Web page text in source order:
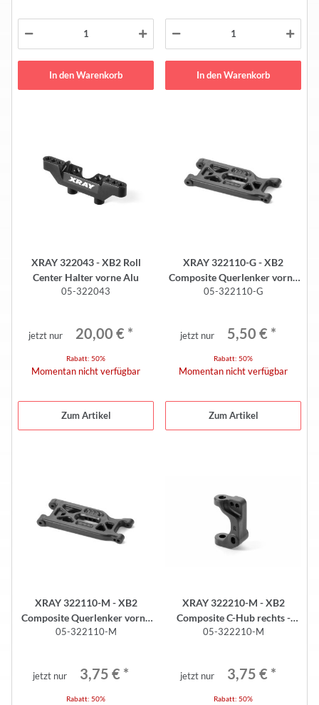
In den Warenkorb In den Warenkorb
XRAY 322043 - XB2 Roll
Center Halter vorne Alu
05-322043
jetzt nur 20,00 € *
Rabatt: 50%
Momentan nicht verfügbar
Zum Artikel
XRAY 322110-G - XB2
Composite Querlenker vorne
unten - Graphite
05-322110-G
jetzt nur 5,50 € *
Rabatt: 50%
Momentan nicht verfügbar
Zum Artikel
XRAY 322110-M - XB2
Composite Querlenker vorne
unten - medium
05-322110-M
jetzt nur 3,75 € *
Rabatt: 50%
XRAY 322210-M - XB2
Composite C-Hub rechts -
medium
05-322210-M
jetzt nur 3,75 € *
Rabatt: 50%